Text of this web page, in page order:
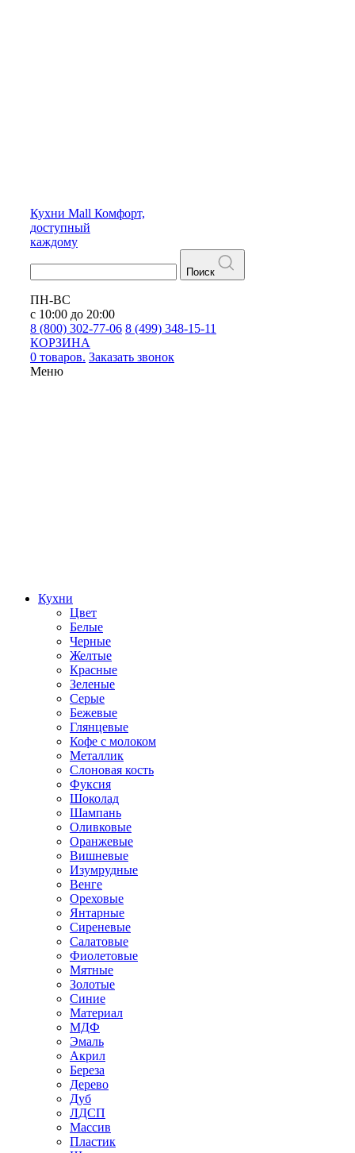
Кухни Mall Комфорт,
доступный
каждому
Поиск
ПН-ВС
с 10:00 до 20:00
8 (800) 302-77-06 8 (499) 348-15-11
КОРЗИНА
0 товаров. Заказать звонок
Меню
Кухни
Цвет
Белые
Черные
Желтые
Красные
Зеленые
Серые
Бежевые
Глянцевые
Кофе с молоком
Металлик
Слоновая кость
Фуксия
Шоколад
Шампань
Оливковые
Оранжевые
Вишневые
Изумрудные
Венге
Ореховые
Янтарные
Сиреневые
Салатовые
Фиолетовые
Мятные
Золотые
Синие
Материал
МДФ
Эмаль
Акрил
Береза
Дерево
Дуб
ЛДСП
Массив
Пластик